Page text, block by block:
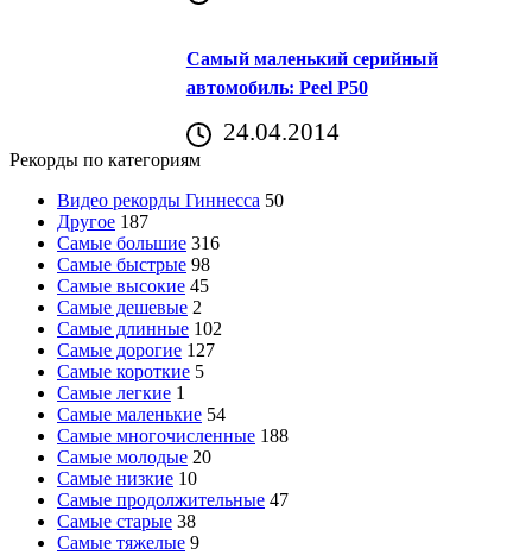
Самый маленький серийный
автомобиль: Peel P50
24.04.2014
Рекорды по категориям
Видео рекорды Гиннесса 50
Другое 187
Самые большие 316
Самые быстрые 98
Самые высокие 45
Самые дешевые 2
Самые длинные 102
Самые дорогие 127
Самые короткие 5
Самые легкие 1
Самые маленькие 54
Самые многочисленные 188
Самые молодые 20
Самые низкие 10
Самые продолжительные 47
Самые старые 38
Самые тяжелые 9